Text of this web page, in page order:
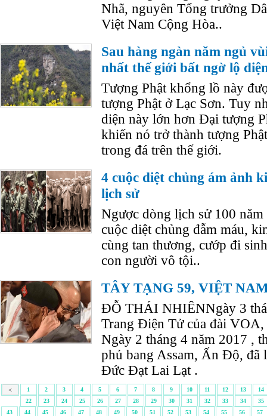
Nhã, nguyên Tổng trưởng
Việt Nam Cộng Hòa..
Sau hàng ngàn năm ngủ
nhất thế giới bất ngờ lộ
Tượng Phật khổng lồ này
tượng Phật ở Lạc Sơn. Tuy
diện này lớn hơn Đại tượng
khiến nó trở thành tượng
trong đá trên thế giới.
4 cuộc diệt chủng ám ảnh
lịch sử
Ngược dòng lịch sử 100 năm
cuộc diệt chủng đẫm máu,
cùng tan thương, cướp đi
con người vô tội..
TÂY TẠNG 59, VIỆT
ĐỖ THÁI NHIÊNNgày 3
Trang Điện Tử của đài
Ngày 2 tháng 4 năm 2017 ,
phủ bang Assam, Ấn Độ, đã
Đức Đạt Lai Lạt .
< 1 2 3 4 5 6 7 8 9 10 11 12 13
14
22
23 24 25 26 27 28 29 30 31 32 33 34
35
43
44 45 46 47 48 49 50 51 52 53 54 55 56
57